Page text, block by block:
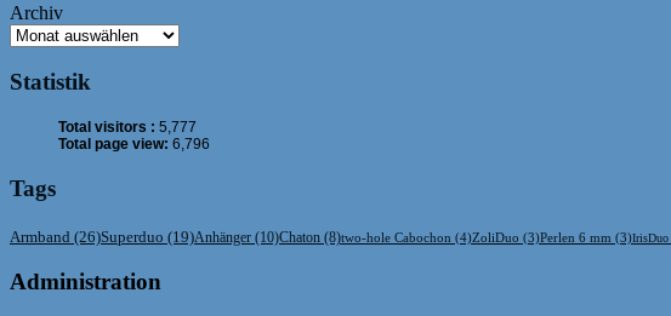
Archiv
Statistik
Total visitors : 5,777
Total page view: 6,796
Tags
Armband (26)Superduo (19)Anhänger (10)Chaton (8)two-hole Cabochon (4)ZoliDuo (3)Perlen 6 mm (3)IrisDuo
Administration